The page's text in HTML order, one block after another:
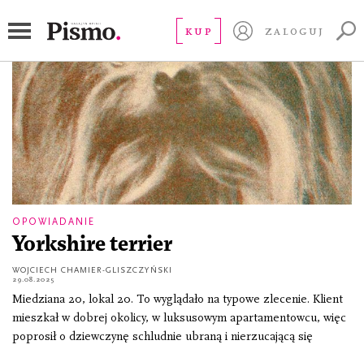
KUP ZALOGUJ
OPOWIADANIE
Yorkshire terrier
WOJCIECH CHAMIER-GLISZCZYŃSKI
29.08.2025
Miedziana 20, lokal 20. To wyglądało na typowe zlecenie. Klient
mieszkał w dobrej okolicy, w luksusowym apartamentowcu, więc
poprosił o dziewczynę schludnie ubraną i nierzucającą się